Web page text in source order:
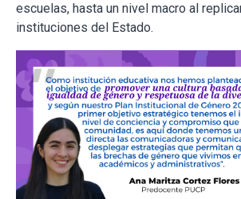
escuelas, hasta un nivel macro al
instituciones del Estado.